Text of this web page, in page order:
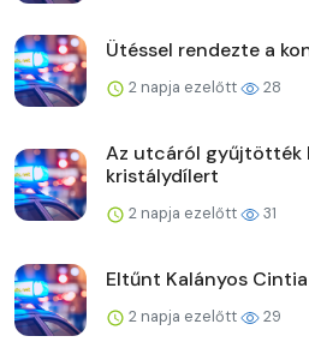
Ütéssel rendezte a
2 napja ezelőtt 28
Az utcáról gyűjtötték
kristálydílert
2 napja ezelőtt 31
Eltűnt Kalányos Cintia
2 napja ezelőtt 29